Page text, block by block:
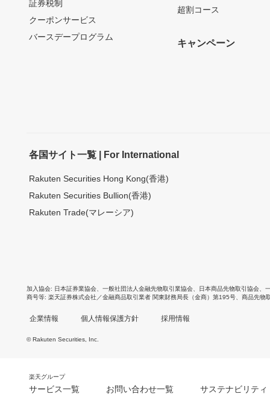
証券税制
クーポンサービス
バースデープログラム
超割コース
キャンペーン
各国サイト一覧 | For International
Rakuten Securities Hong Kong(香港)
Rakuten Securities Bullion(香港)
Rakuten Trade(マレーシア)
加入協会 日本証券業協会 一般社団法人金融先物取引業協会 日本商品先物取引協会
商号等 楽天証券株式会社／金融商品取引業者 関東財務局長（金商）第195号、商品先物
企業情報 個人情報保護方針 採用情報
© Rakuten Securities, Inc.
楽天グループ
サービス一覧 お問い合わせ一覧 サステナビリティ